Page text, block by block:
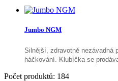
Jumbo NGM
Silnější, zdravotně nezávadná
háčkování. Klubíčka se
Počet produktů: 184